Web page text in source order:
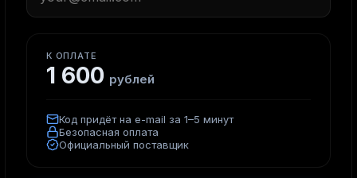
К ОПЛАТЕ
1 600 рублей
Код придёт на e-mail за 1–5 минут
Безопасная оплата
Официальный поставщик